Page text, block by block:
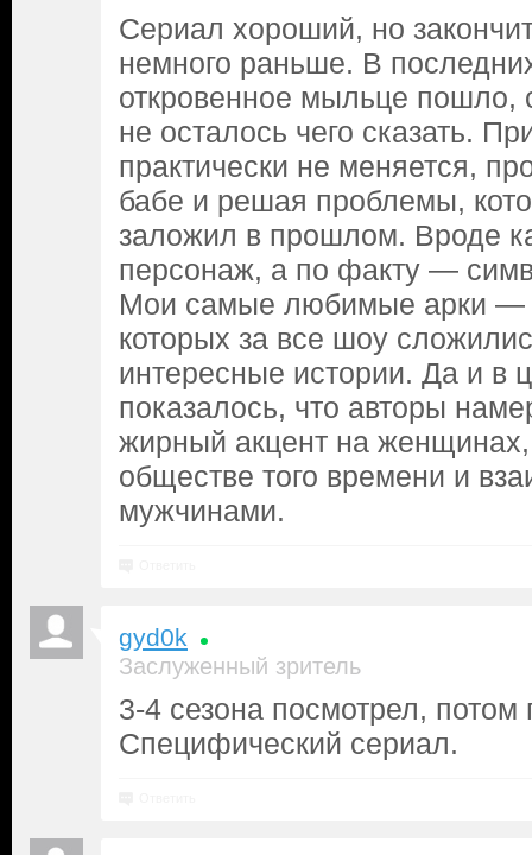
Сериал хороший, но
немного раньше. В
откровенное мыльце пошло,
не осталось чего сказать.
практически не меняется,
бабе и решая проблемы,
заложил в прошлом. Вроде
персонаж, а по факту —
Мои самые любимые арки —
которых за все шоу
интересные истории. Да и в
показалось, что авторы
жирный акцент на
обществе того времени и
мужчинами.
gyd0k
Заслуженный зритель
3-4 сезона посмотрел, потом
Специфический сериал.